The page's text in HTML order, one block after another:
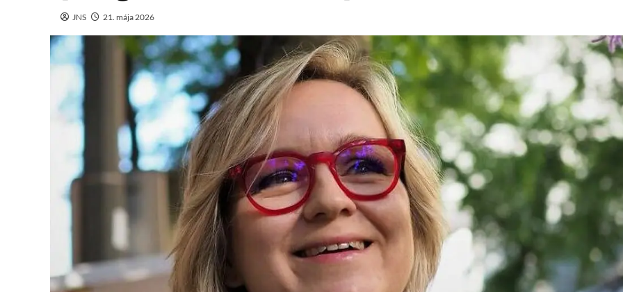
JNS 21. mája 2026